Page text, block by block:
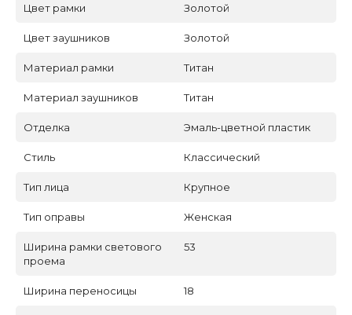
Цвет рамки Золотой
Цвет заушников Золотой
Материал рамки Титан
Материал заушников Титан
Отделка Эмаль-цветной пластик
Стиль Классический
Тип лица Крупное
Тип оправы Женская
Ширина рамки светового
проема
53
Ширина переносицы 18